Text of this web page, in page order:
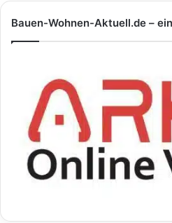
Bauen-Wohnen-Aktuell.de –